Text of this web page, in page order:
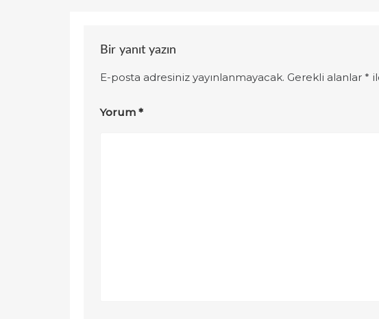
Bir yanıt yazın
E-posta adresiniz yayınlanmayacak. Gerekli alanlar*
Yorum*